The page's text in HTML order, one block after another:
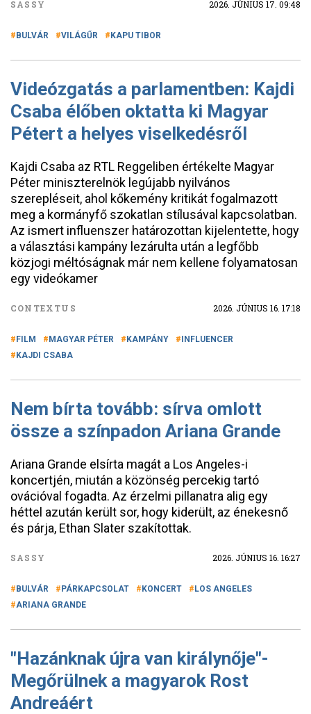
SASSY 2026. JÚNIUS 17. 09:48
BULVÁR VILÁGŰR KAPU TIBOR
Videózgatás a parlamentben: Kajdi
Csaba élőben oktatta ki Magyar
Pétert a helyes viselkedésről
Kajdi Csaba az RTL Reggeliben értékelte Magyar
Péter miniszterelnök legújabb nyilvános
szerepléseit, ahol kőkemény kritikát fogalmazott
meg a kormányfő szokatlan stílusával kapcsolatban.
Az ismert influenszer határozottan kijelentette, hogy
a választási kampány lezárulta után a legfőbb
közjogi méltóságnak már nem kellene folyamatosan
egy videókamer
CONTEXTUS 2026. JÚNIUS 16. 17:18
FILM MAGYAR PÉTER KAMPÁNY
INFLUENCER
KAJDI CSABA
Nem bírta tovább: sírva omlott
össze a színpadon Ariana Grande
Ariana Grande elsírta magát a Los Angeles-i
koncertjén, miután a közönség percekig tartó
ovációval fogadta. Az érzelmi pillanatra alig egy
héttel azután került sor, hogy kiderült, az énekesnő
és párja, Ethan Slater szakítottak.
SASSY 2026. JÚNIUS 16. 16:27
BULVÁR PÁRKAPCSOLAT KONCERT
LOS ANGELES
ARIANA GRANDE
"Hazánknak újra van királynője"-
Megőrülnek a magyarok Rost
Andreáért